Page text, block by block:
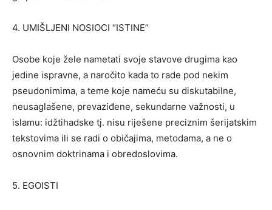
4. UMIŠLJENI NOSIOCI “ISTINE”
Osobe koje žele nametati svoje stavove drugima kao
jedine ispravne, a naročito kada to rade pod nekim
pseudonimima, a teme koje nameću su diskutabilne,
neusaglašene, prevaziđene, sekundarne važnosti, u
islamu: idžtihadske tj. nisu riješene preciznim šerijatskim
tekstovima ili se radi o običajima, metodama, a ne o
osnovnim doktrinama i obredoslovima.
5. EGOISTI